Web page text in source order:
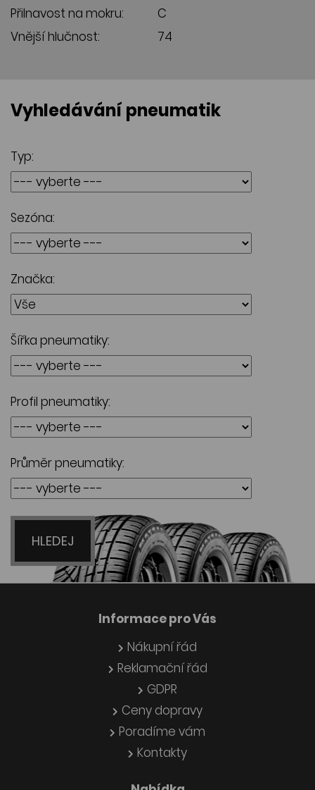
Přilnavost na mokru:
C
Vnější hlučnost:
74
Vyhledávání pneumatik
Typ:
Sezóna:
Značka:
Šířka pneumatiky:
Profil pneumatiky:
Průměr pneumatiky:
HLEDEJ
Informace pro Vás
Nákupní řád
Reklamační řád
GDPR
Ceny dopravy
Poradíme vám
Kontakty